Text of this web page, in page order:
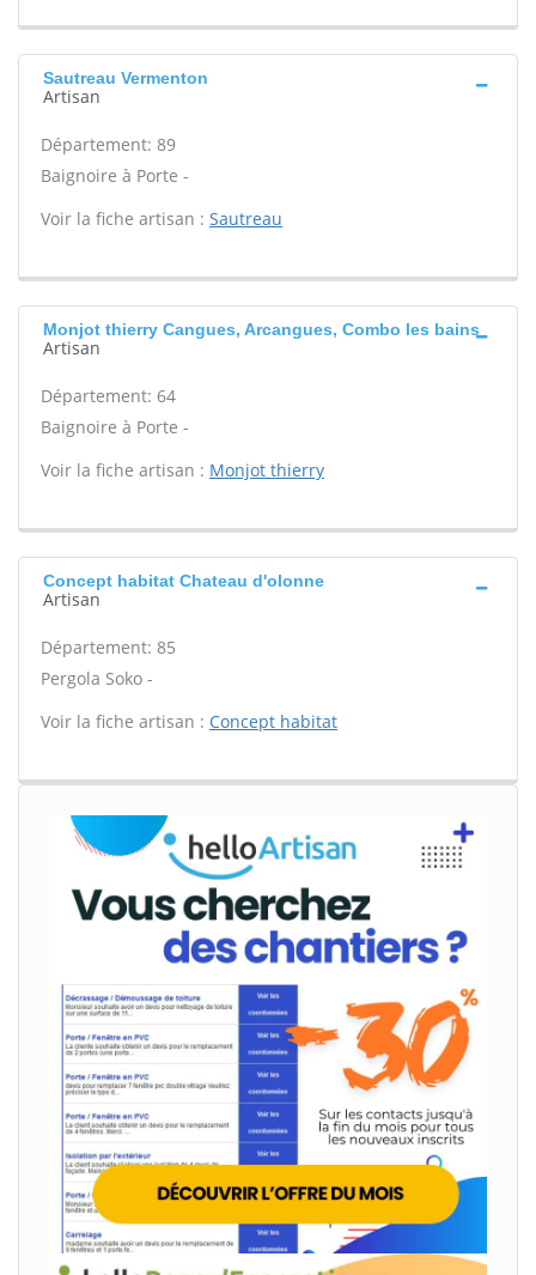
Sautreau Vermenton
Artisan
Département: 89
Baignoire à Porte -
Voir la fiche artisan : Sautreau
Monjot thierry Cangues, Arcangues, Combo les bains
Artisan
Département: 64
Baignoire à Porte -
Voir la fiche artisan : Monjot thierry
Concept habitat Chateau d'olonne
Artisan
Département: 85
Pergola Soko -
Voir la fiche artisan : Concept habitat